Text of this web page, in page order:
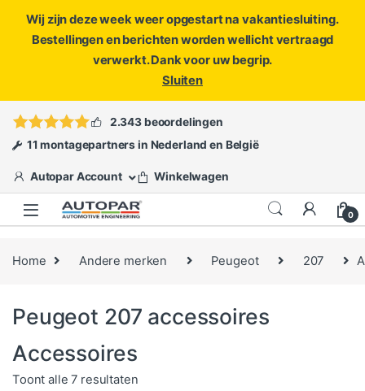
Wij zijn deze week weer opgestart na vakantiesluiting.
Bestellingen en berichten worden wellicht vertraagd
verwerkt. Dank voor uw begrip.
Sluiten
ofopen een ticket
2.343 beoordelingen
11 montagepartners in Nederland en België
Autopar Account Winkelwagen
0
Home Andere merken Peugeot 207
Peugeot 207 accessoires
Accessoires
Toont alle 7 resultatenGesorteerd op populariteit